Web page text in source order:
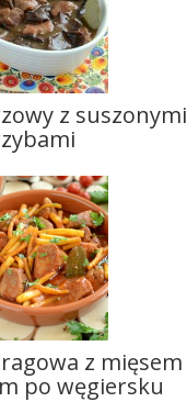
z suszonymi
z mięsem
po węgiersku